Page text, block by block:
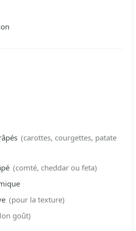
(carottes, courgettes, patate
(comté, cheddar ou feta)
(pour la texture)
goût)